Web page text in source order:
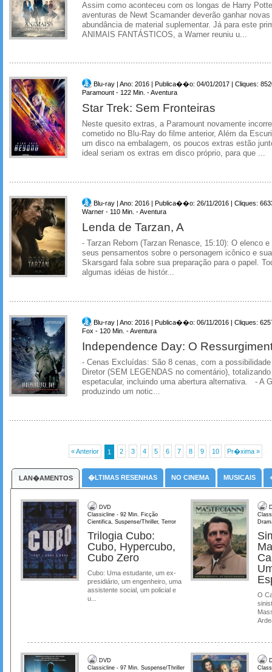
Assim como aconteceu com os longas de Harry
aventuras de Newt Scamander deverão ganhar
abundância de material suplementar. Já para este
ANIMAIS FANTÁSTICOS, a Warner reuniu u...
Blu-ray | Ano: 2016 | Publica��o: 04/01/2017 | Cliques:
Paramount - 122 Min. - Aventura
Star Trek: Sem Fronteiras
Neste quesito extras, a Paramount novamente
cometido no Blu-Ray do filme anterior, Além da
um disco na embalagem, os poucos extras estão
ideal seriam os extras em disco próprio, para que ...
Blu-ray | Ano: 2016 | Publica��o: 26/11/2016 | Cliques:
Warner - 110 Min. - Aventura
Lenda de Tarzan, A
- Tarzan Reborn (Tarzan Renasce, 15:10): O elenco
seus pensamentos sobre o personagem icônico e
Skarsgard fala sobre sua preparação para o papel.
algumas idéias de histór...
Blu-ray | Ano: 2016 | Publica��o: 06/11/2016 | Cliques:
Fox - 120 Min. - Aventura
Independence Day: O
- Cenas Excluídas: São 8 cenas, com a
Diretor (SEM LEGENDAS no comentário),
espetacular, incluindo uma abertura alternativa. - A
produzindo um notic...
« Anterior 1 2 3 4 5 6 7 8 9 10 Pr�xima »
LAN�AMENTOS �LTIMAS RESENHAS NO CINEMA MUSICAIS
DVD
Classicline - 92 Min. Ficção
Cientifica, Suspense/Thriller, Terror
Trilogia Cubo:
Cubo, Hypercubo,
Cubo Zero
Cubo: Uma estudante, um ex-
presidiário, um engenheiro, uma
assistente social, um policial e
u...
O
DVD
Classicline - 97 Min. Suspense/Thriller